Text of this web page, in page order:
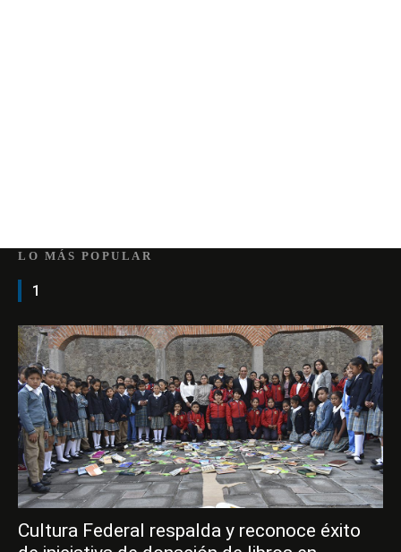
LO MÁS POPULAR
1
Cultura Federal respalda y reconoce éxito